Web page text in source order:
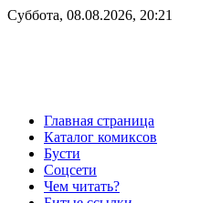
Суббота, 08.08.2026, 20:21
Главная страница
Каталог комиксов
Бусти
Соцсети
Чем читать?